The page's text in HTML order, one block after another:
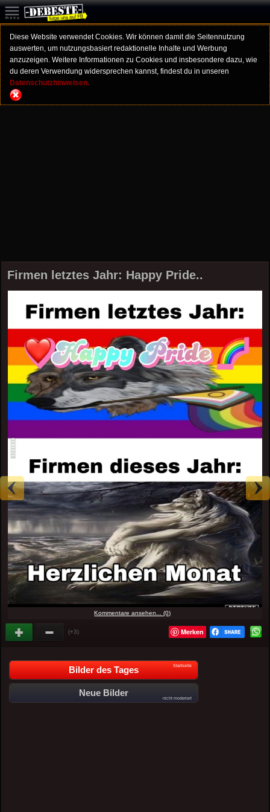
Diese Website verwendet Cookies. Wir können damit die Seitennutzung
auswerten, um nutzungsbasiert redaktionelle Inhalte und Werbung
anzuzeigen. Weitere Informationen zu Cookies und insbesondere dazu, wie
du deren Verwendung widersprechen kannst, findest du in unseren
Datenschutzhinweisen.
Firmen letztes Jahr: Happy Pride..
Kommentare ansehen... (0)
(+3) Merken
Bilder des Tages Startseite
Neue Bilder
nicht moderiert